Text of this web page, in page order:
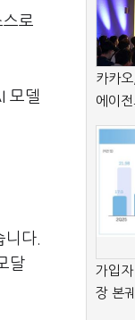
로
모델
다.
달
카카
에이
가입
장 본